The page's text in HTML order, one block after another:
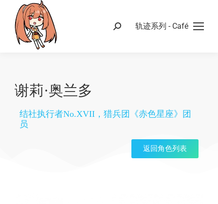
轨迹系列 - Café
谢莉·奥兰多
结社执行者No.XVII，猎兵团《赤色星座》团
员
返回角色列表